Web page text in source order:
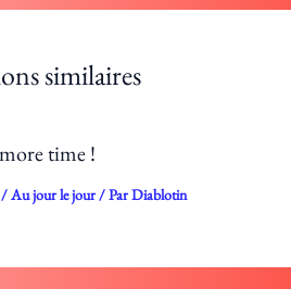
similaires
time !
/ Au jour le jour / ParDiablotin